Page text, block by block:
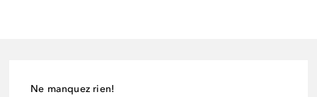
Ne manquez rien!